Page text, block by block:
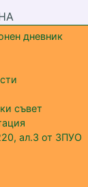
дневник
съвет
ал.3 от ЗПУО